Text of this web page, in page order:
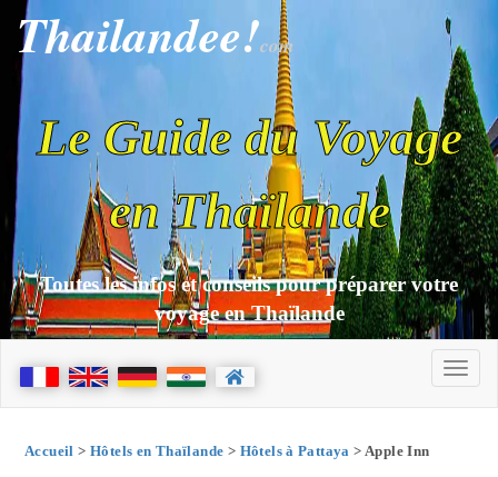
Thailandee!com
Le Guide du Voyage
en Thaïlande
Toutes les infos et conseils pour préparer votre
voyage en Thaïlande
Accueil > Hôtels en Thaïlande > Hôtels à Pattaya > Apple Inn